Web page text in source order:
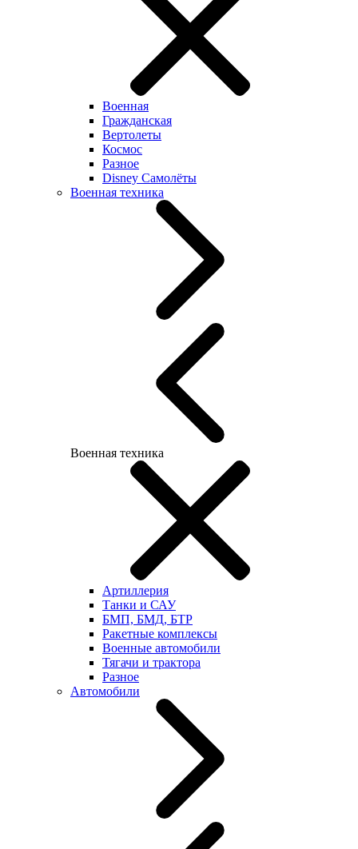
Военная
Гражданская
Вертолеты
Космос
Разное
Disney Самолёты
Военная техника
Военная техника
Артиллерия
Танки и САУ
БМП, БМД, БТР
Ракетные комплексы
Военные автомобили
Тягачи и трактора
Разное
Автомобили